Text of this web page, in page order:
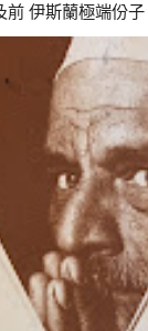
伊斯蘭極端份